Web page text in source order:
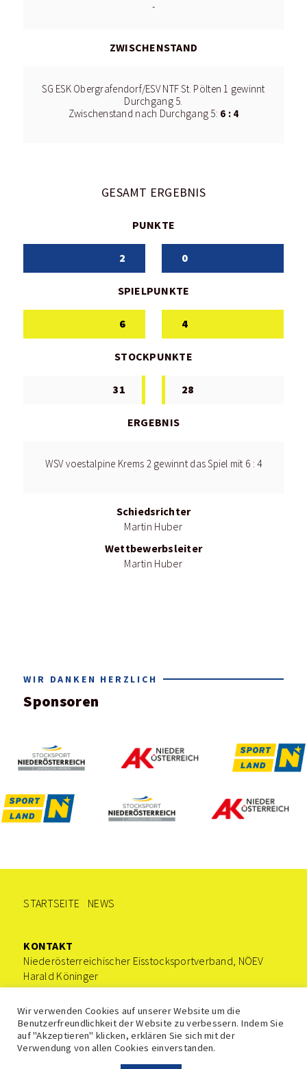
-
ZWISCHENSTAND
SG ESK Obergrafendorf/ESV NTF St. Pölten 1 gewinnt
Durchgang 5.
Zwischenstand nach Durchgang 5: 6 : 4
GESAMT ERGEBNIS
PUNKTE
2 0
SPIELPUNKTE
6 4
STOCKPUNKTE
31 28
ERGEBNIS
WSV voestalpine Krems 2 gewinnt das Spiel mit 6 : 4
Schiedsrichter
Martin Huber
Wettbewerbsleiter
Martin Huber
WIR DANKEN HERZLICH
Sponsoren
STARTSEITE NEWS
KONTAKT
Niederösterreichischer Eisstocksportverband, NÖEV
Harald Köninger
0676/9221535
office@stocksport-noe.at
Impressum Datenschutz
Wir verwenden Cookies auf unserer Website um die
Benutzerfreundlichkeit der Website zu verbessern. Indem Sie
auf "Akzeptieren" klicken, erklären Sie sich mit der
Verwendung von allen Cookies einverstanden.